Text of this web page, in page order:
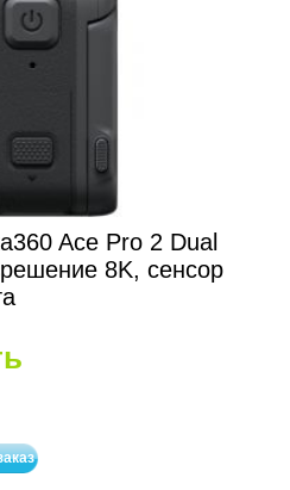
Ace Pro 2 Dual
8K, сенсор